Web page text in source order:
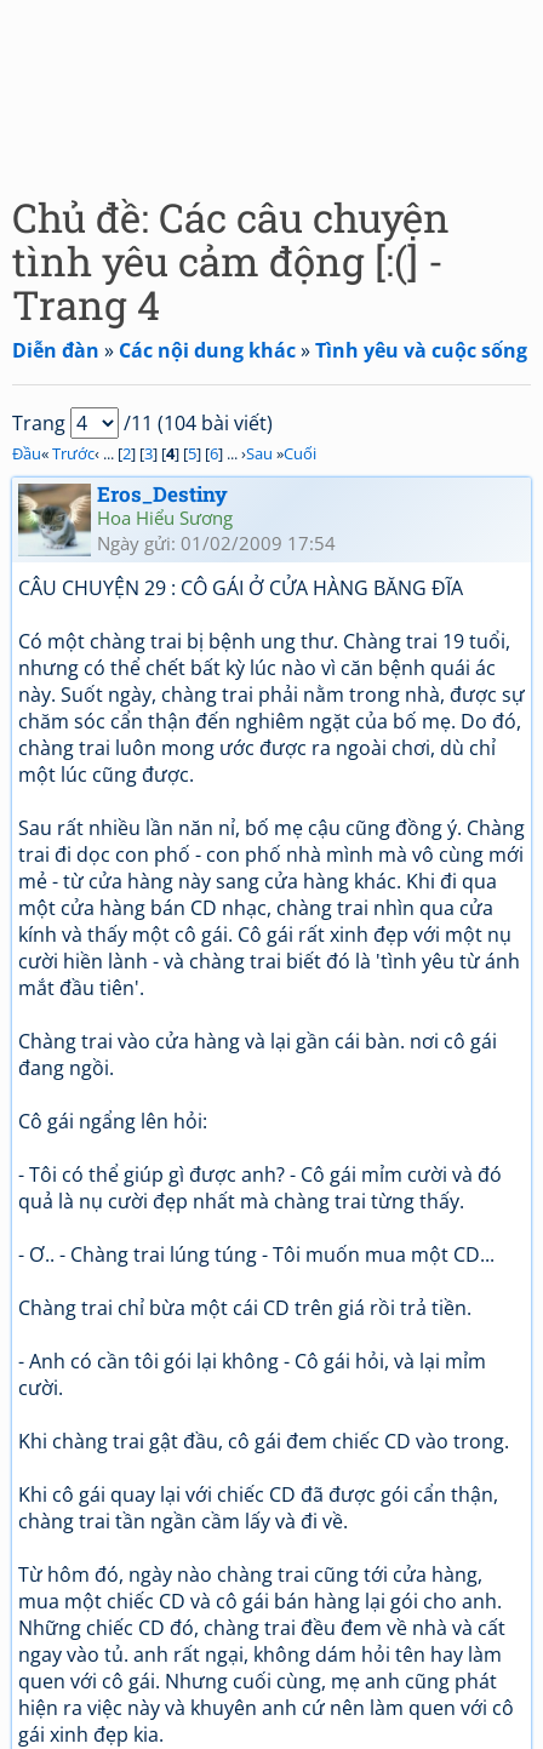
Chủ đề: Các câu chuyện
tình yêu cảm động [:(] -
Trang 4
Diễn đàn » Các nội dung khác»Tình yêu và cuộc sống
Trang /11 (104 bài viết)
Đầu«Trước‹ ... [2] [3] [4] [5] [6] ... ›Sau »Cuối
Eros_Destiny
Hoa Hiểu Sương
Ngày gửi: 01/02/2009 17:54
CÂU CHUYỆN 29 : CÔ GÁI Ở CỬA HÀNG BĂNG ĐĨA
Có một chàng trai bị bệnh ung thư. Chàng trai 19 tuổi,
nhưng có thể chết bất kỳ lúc nào vì căn bệnh quái ác
này. Suốt ngày, chàng trai phải nằm trong nhà, được sự
chăm sóc cẩn thận đến nghiêm ngặt của bố mẹ. Do đó,
chàng trai luôn mong ước được ra ngoài chơi, dù chỉ
một lúc cũng được.
Sau rất nhiều lần năn nỉ, bố mẹ cậu cũng đồng ý. Chàng
trai đi dọc con phố - con phố nhà mình mà vô cùng mới
mẻ - từ cửa hàng này sang cửa hàng khác. Khi đi qua
một cửa hàng bán CD nhạc, chàng trai nhìn qua cửa
kính và thấy một cô gái. Cô gái rất xinh đẹp với một nụ
cười hiền lành - và chàng trai biết đó là 'tình yêu từ ánh
mắt đầu tiên'.
Chàng trai vào cửa hàng và lại gần cái bàn. nơi cô gái
đang ngồi.
Cô gái ngẩng lên hỏi:
- Tôi có thể giúp gì được anh? - Cô gái mỉm cười và đó
quả là nụ cười đẹp nhất mà chàng trai từng thấy.
- Ơ.. - Chàng trai lúng túng - Tôi muốn mua một CD...
Chàng trai chỉ bừa một cái CD trên giá rồi trả tiền.
- Anh có cần tôi gói lại không - Cô gái hỏi, và lại mỉm
cười.
Khi chàng trai gật đầu, cô gái đem chiếc CD vào trong.
Khi cô gái quay lại với chiếc CD đã được gói cẩn thận,
chàng trai tần ngần cầm lấy và đi về.
Từ hôm đó, ngày nào chàng trai cũng tới cửa hàng,
mua một chiếc CD và cô gái bán hàng lại gói cho anh.
Những chiếc CD đó, chàng trai đều đem về nhà và cất
ngay vào tủ. anh rất ngại, không dám hỏi tên hay làm
quen với cô gái. Nhưng cuối cùng, mẹ anh cũng phát
hiện ra việc này và khuyên anh cứ nên làm quen với cô
gái xinh đẹp kia.